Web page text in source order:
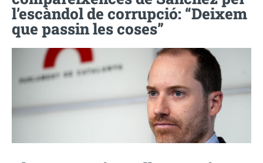
l’escàndol de corrupció: “Deixem
que passin les coses”